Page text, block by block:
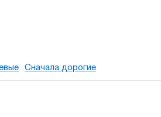
Сначала дорогие